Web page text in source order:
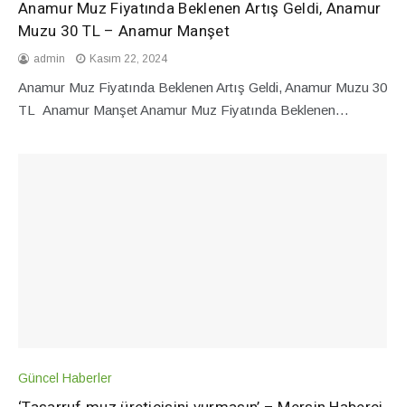
Anamur Muz Fiyatında Beklenen Artış Geldi, Anamur
Muzu 30 TL – Anamur Manşet
admin Kasım 22, 2024
Anamur Muz Fiyatında Beklenen Artış Geldi, Anamur Muzu 30
TL Anamur Manşet Anamur Muz Fiyatında Beklenen…
Güncel Haberler